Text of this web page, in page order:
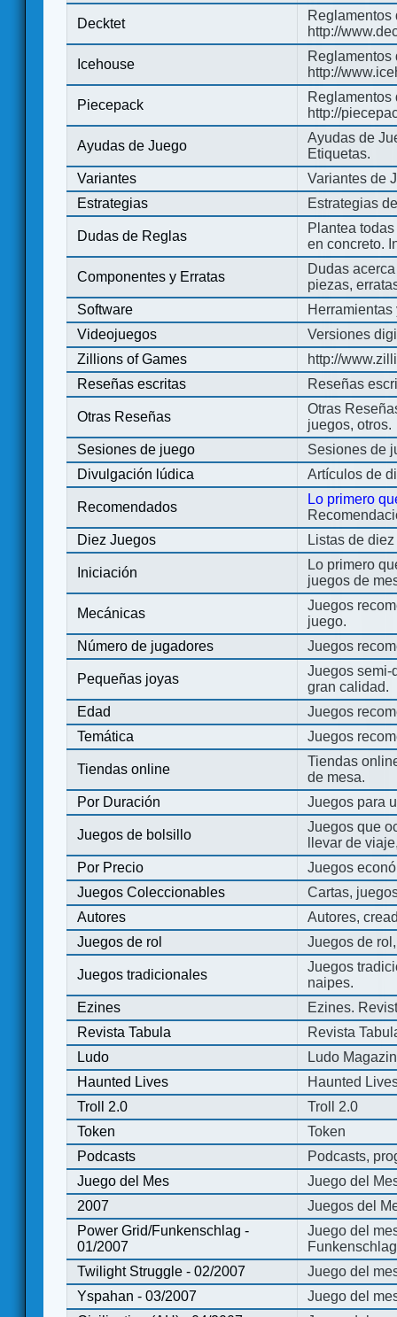
Decktet
Reglamentos
http://
Icehouse
Reglamentos
http://
Piecepack
Reglamentos
http://
Ayudas de Juego
Ayudas de
Etiquetas.
Variantes
Variantes de
Estrategias
Estrategias
Dudas de Reglas
Plantea
en concreto.
Componentes y Erratas
Dudas
piezas,
Software
Videojuegos
Versiones
Zillions of Games
http://
Reseñas escritas
Reseñas
Otras Reseñas
Otras
juegos, otros.
Sesiones de juego
Sesiones de
Divulgación lúdica
Artículos de
Recomendados
Lo primero
Diez Juegos
Listas de
Iniciación
Lo primero
juegos de
Mecánicas
Juegos
juego.
Número de jugadores
Juegos
Pequeñas joyas
Juegos semi-
gran calidad.
Edad
Juegos
Temática
Juegos
Tiendas online
Tiendas
de mesa.
Por Duración
Juegos para
Juegos de bolsillo
Juegos que
llevar de
Por Precio
Juegos
Juegos Coleccionables
Cartas,
Autores
Autores,
Juegos de rol
Juegos de
Juegos tradicionales
Juegos
naipes.
Ezines
Ezines.
Revista Tabula
Revista
Ludo
Ludo
Haunted Lives
Haunted
Troll 2.0
Troll 2.0
Token
Token
Podcasts
Podcasts,
Juego del Mes
Juego del
2007
Juegos del
Power Grid/Funkenschlag -
01/2007
Juego del
Twilight Struggle - 02/2007
Juego del
Yspahan - 03/2007
Juego del